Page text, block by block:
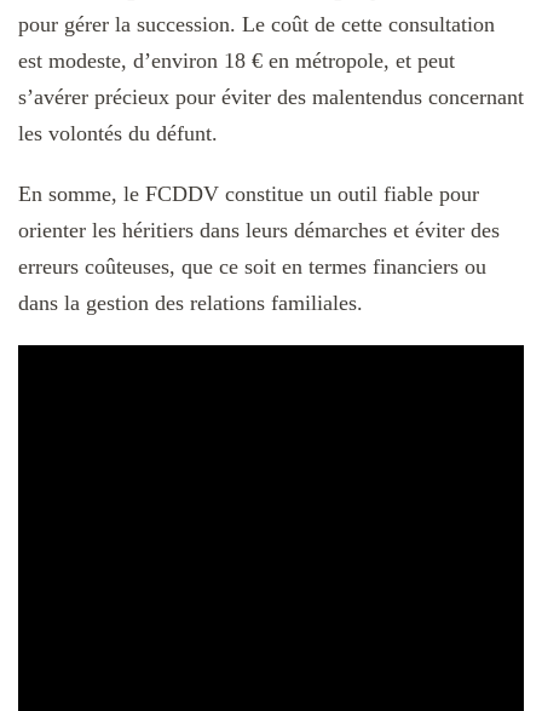
pour gérer la succession. Le coût de cette consultation
est modeste, d’environ 18 € en métropole, et peut
s’avérer précieux pour éviter des malentendus concernant
les volontés du défunt.
En somme, le FCDDV constitue un outil fiable pour
orienter les héritiers dans leurs démarches et éviter des
erreurs coûteuses, que ce soit en termes financiers ou
dans la gestion des relations familiales.